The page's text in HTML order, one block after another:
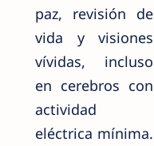
paz, revisión de
vida y visiones
vívidas, incluso
en cerebros con
actividad
eléctrica mínima.